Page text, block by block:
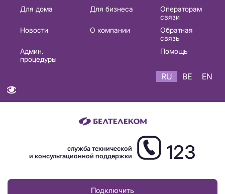
Основная
навигация
Для дома Для бизнеса
Операторам
связи
Новости
О компании
Обратная
связь
Админ.
процедуры
Помощь
RU BE EN
служба технической
и консультационной поддержки
123
Подключить